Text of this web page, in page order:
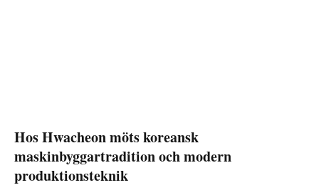
Hos Hwacheon möts koreansk
maskinbyggartradition och modern
produktionsteknik